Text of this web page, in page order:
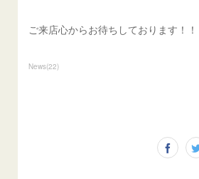
ご来店心からお待ちしております！！
News(22)